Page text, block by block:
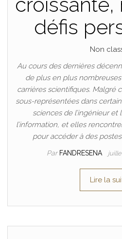
défis
Non
Au cours des dernières
de plus en plus nombreuses
carrières scientifiques. Malgré
sous-représentées dans
sciences de l’ingénieur
l’information, et elles
pour accéder à des
Par FANDRESENA
Lire la